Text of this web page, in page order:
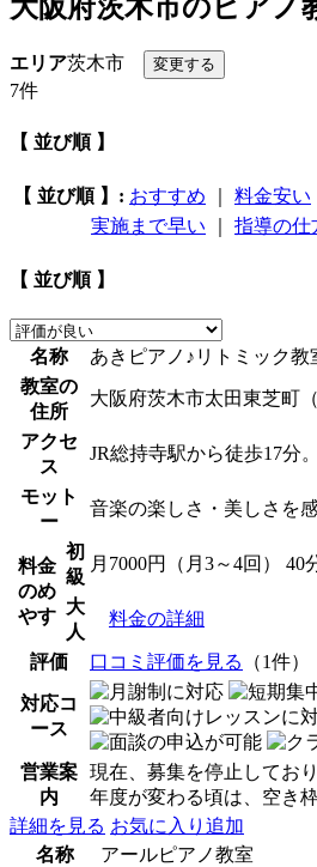
大阪府茨木市のピアノ
エリア茨木市
7件
【 並び順 】
【 並び順 】: おすすめ 料金安い
実施まで早い
指導の仕
【 並び順 】
名称
あきピアノ♪リトミック教
教室の
住所
大阪府茨木市太田東芝町（
アクセ
ス
JR総持寺駅から徒歩17分
モット
ー
音楽の楽しさ・美しさを
料金
のめ
やす
初
級
月7000円（月3～4回） 40
大
人
料金の詳細
評価 口コミ評価を見る （1件）
対応コ
ース
営業案
内
現在、募集を停止しており
年度が変わる頃は、空き
詳細を見る お気に入り追加
名称
アールピアノ教室